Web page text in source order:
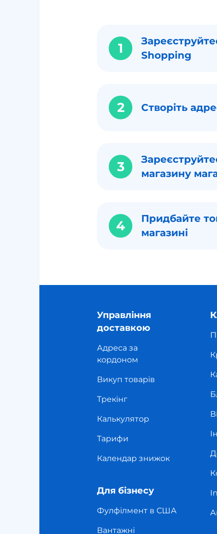
1
Shopping
2 Створіть
3
магазину
4
Придбайте
магазині
Управління
доставкою
Адреса за
кордоном
Викуп товарів
Трекінг
Калькулятор
Тарифи
Календар знижок
Для бізнесу
Фулфілмент в США
Вантажні